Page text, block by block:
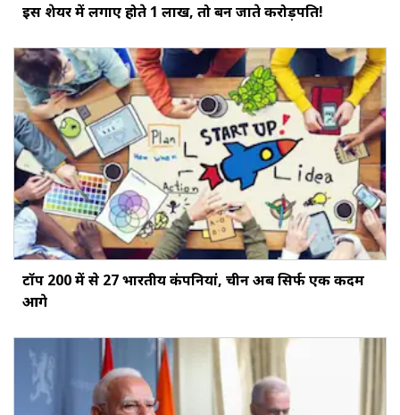
इस शेयर में लगाए होते ₹1 लाख, तो बन जाते करोड़पति!
टॉप 200 में से 27 भारतीय कंपनियां, चीन अब सिर्फ एक कदम
आगे